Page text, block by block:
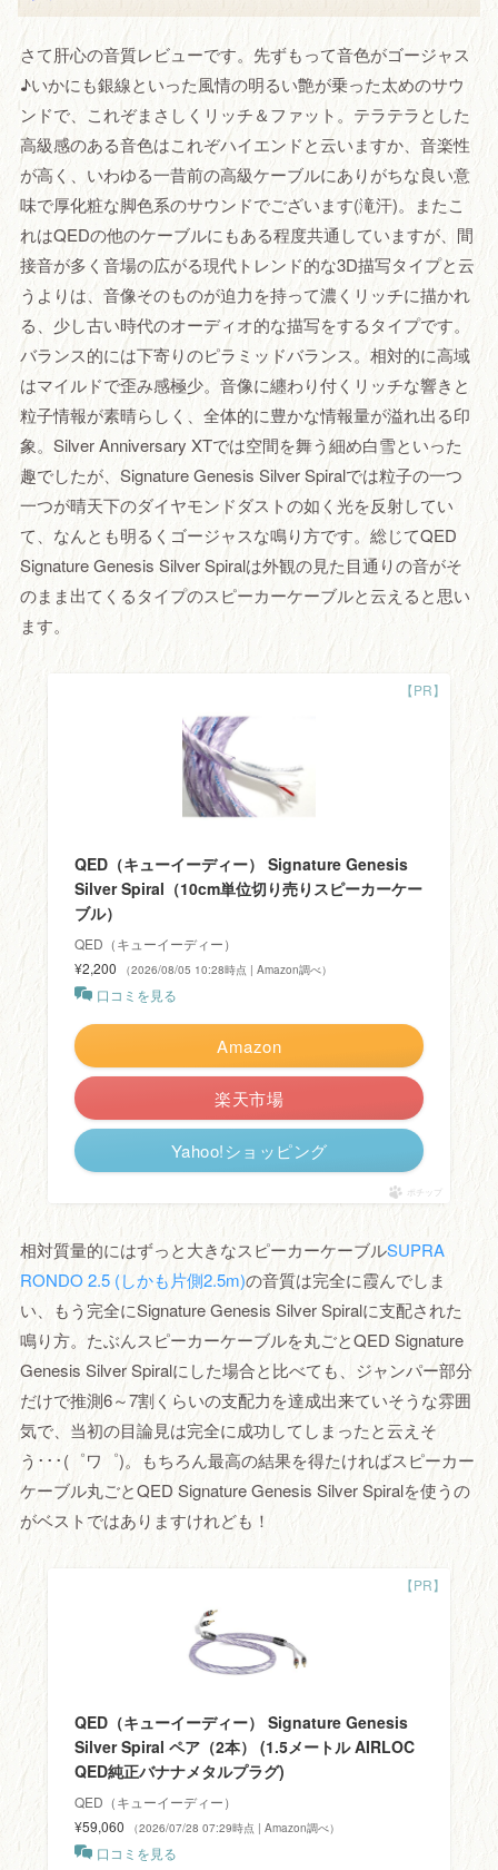
さて肝心の音質レビューです。先ずもって音色がゴージャス
♪いかにも銀線といった風情の明るい艶が乗った太めのサウ
ンドで、これぞまさしくリッチ＆ファット。テラテラとした
高級感のある音色はこれぞハイエンドと云いますか、音楽性
が高く、いわゆる一昔前の高級ケーブルにありがちな良い意
味で厚化粧な脚色系のサウンドでございます(滝汗)。またこ
れはQEDの他のケーブルにもある程度共通していますが、間
接音が多く音場の広がる現代トレンド的な3D描写タイプと云
うよりは、音像そのものが迫力を持って濃くリッチに描かれ
る、少し古い時代のオーディオ的な描写をするタイプです。
バランス的には下寄りのピラミッドバランス。相対的に高域
はマイルドで歪み感極少。音像に纏わり付くリッチな響きと
粒子情報が素晴らしく、全体的に豊かな情報量が溢れ出る印
象。Silver Anniversary XTでは空間を舞う細め白雪といった
趣でしたが、Signature Genesis Silver Spiralでは粒子の一つ
一つが晴天下のダイヤモンドダストの如く光を反射してい
て、なんとも明るくゴージャスな鳴り方です。総じてQED
Signature Genesis Silver Spiralは外観の見た目通りの音がそ
のまま出てくるタイプのスピーカーケーブルと云えると思い
ます。
QED（キューイーディー） Signature Genesis
Silver Spiral（10cm単位切り売りスピーカーケー
ブル）
QED（キューイーディー）
¥2,200
（2026/08/05 10:28時点 | Amazon調べ）
口コミを見る
Amazon
楽天市場
Yahoo!ショッピング
ポチップ
相対質量的にはずっと大きなスピーカーケーブルSUPRA
RONDO 2.5 (しかも片側2.5m)の音質は完全に霞んでしま
い、もう完全にSignature Genesis Silver Spiralに支配された
鳴り方。たぶんスピーカーケーブルを丸ごとQED Signature
Genesis Silver Spiralにした場合と比べても、ジャンパー部分
だけで推測6～7割くらいの支配力を達成出来ていそうな雰囲
気で、当初の目論見は完全に成功してしまったと云えそ
う･･･(゜ワ゜)。もちろん最高の結果を得たければスピーカー
ケーブル丸ごとQED Signature Genesis Silver Spiralを使うの
がベストではありますけれども！
QED（キューイーディー） Signature Genesis
Silver Spiral ペア（2本） (1.5メートル AIRLOC
QED純正バナナメタルプラグ)
QED（キューイーディー）
¥59,060
（2026/07/28 07:29時点 | Amazon調べ）
口コミを見る